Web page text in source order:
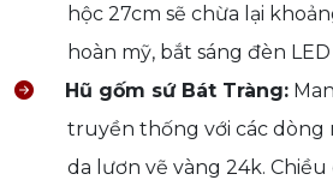
hộc 27cm sẽ chừa lại
hoàn mỹ, bắt sáng đèn
Hũ gốm sứ Bát Tràng:
truyền thống với các dòng
da lươn vẽ vàng 24k. Chiều